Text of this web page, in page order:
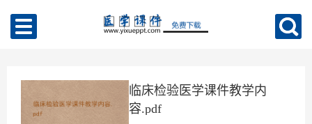
临床检验医学课件教学内
容.pdf